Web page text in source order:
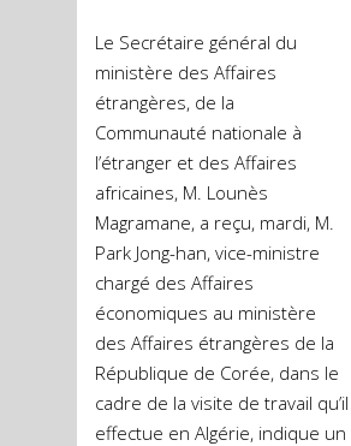
Le Secrétaire général du
ministère des Affaires
étrangères, de la
Communauté nationale à
l’étranger et des Affaires
africaines, M. Lounès
Magramane, a reçu, mardi, M.
Park Jong-han, vice-ministre
chargé des Affaires
économiques au ministère
des Affaires étrangères de la
République de Corée, dans le
cadre de la visite de travail qu’il
effectue en Algérie, indique un